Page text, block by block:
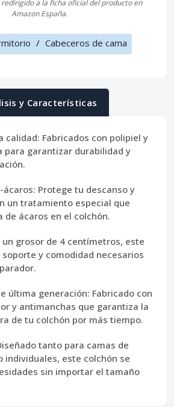
a la ficha oficial del producto en
Amazon España.
/ Cabeceros de cama
y Características
calidad: Fabricados con polipiel y
para garantizar durabilidad y
Protege tu descanso y
un tratamiento especial que
de ácaros en el colchón.
un grosor de 4 centímetros, este
y comodidad necesarios
última generación: Fabricado con
y antimanchas que garantiza la
de tu colchón por más tiempo.
tanto para camas de
individuales, este colchón se
sin importar el tamaño